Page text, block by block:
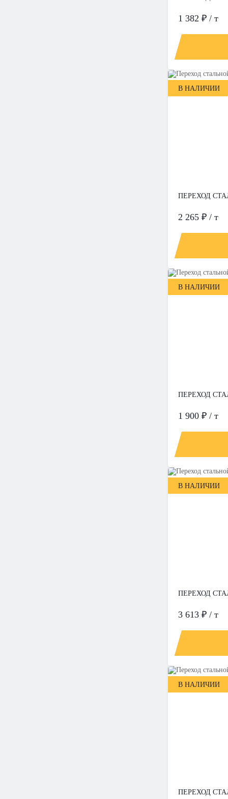
1 382 ₽ / т
В НАЛИЧИИ
ПЕРЕХОД
2 265 ₽ / т
В НАЛИЧИИ
ПЕРЕХОД
1 900 ₽ / т
В НАЛИЧИИ
ПЕРЕХОД
3 613 ₽ / т
В НАЛИЧИИ
ПЕРЕХОД